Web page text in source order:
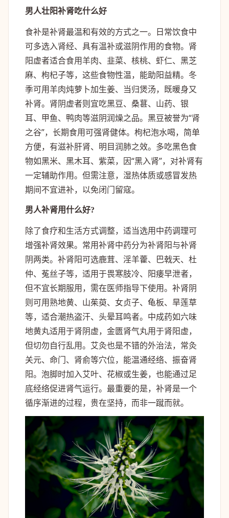
男人壮阳补肾吃什么好
食补是补肾最温和有效的方式之一。日常饮食中
可多选入肾经、具有温补或滋阴作用的食物。肾
阳虚者适合食用羊肉、韭菜、核桃、虾仁、黑芝
麻、枸杞子等，这些食物性温，能助阳益精。冬
季可用羊肉炖萝卜加生姜、当归煲汤，既暖身又
补肾。肾阴虚者则宜吃黑豆、桑葚、山药、银
耳、甲鱼、鸭肉等滋阴润燥之品。黑豆被誉为“肾
之谷”，长期食用可强肾健体。枸杞泡水喝，简单
方便，有滋补肝肾、明目润肺之效。多吃黑色食
物如黑米、黑木耳、紫菜，因“黑入肾”，对补肾有
一定辅助作用。但需注意，湿热体质或感冒发热
期间不宜进补，以免闭门留寇。
男人补肾用什么好?
除了食疗和生活方式调整，适当选用中药调理可
增强补肾效果。常用补肾中药分为补肾阳与补肾
阴两类。补肾阳可选鹿茸、淫羊藿、巴戟天、杜
仲、菟丝子等，适用于畏寒肢冷、阳痿早泄者，
但不宜长期服用，需在医师指导下使用。补肾阴
则可用熟地黄、山茱萸、女贞子、龟板、旱莲草
等，适合潮热盗汗、头晕耳鸣者。中成药如六味
地黄丸适用于肾阴虚，金匮肾气丸用于肾阳虚，
但切勿自行乱用。艾灸也是不错的外治法，常灸
关元、命门、肾俞等穴位，能温通经络、振奋肾
阳。泡脚时加入艾叶、花椒或生姜，也能通过足
底经络促进肾气运行。最重要的是，补肾是一个
循序渐进的过程，贵在坚持，而非一蹴而就。